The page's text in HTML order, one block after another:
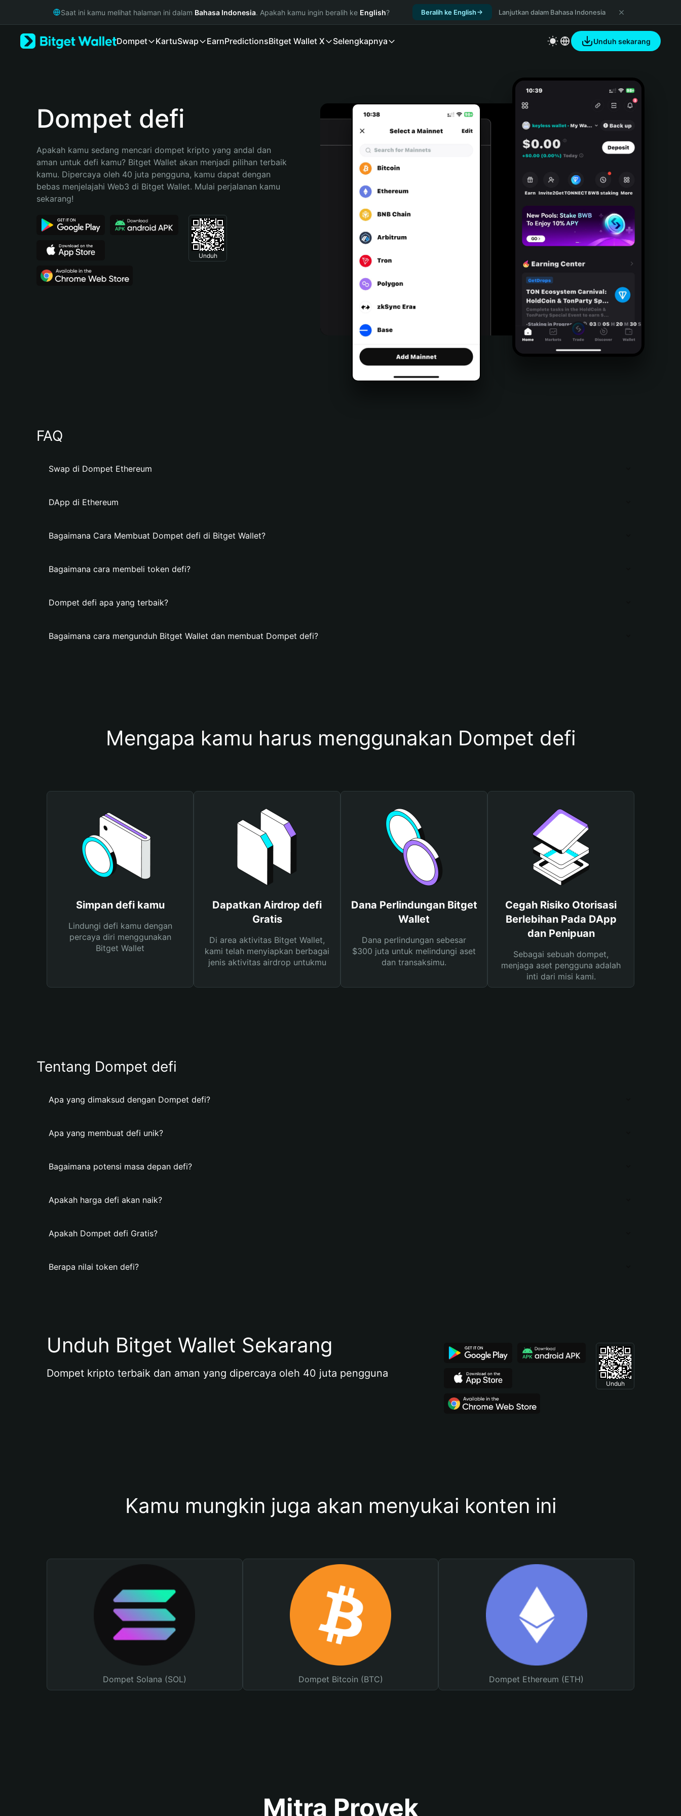
Русский
Bahasa Indonesia
Español (Argentina)
Saat ini kamu melihat halaman ini dalam Bahasa Indonesia. Apakah kamu ingin beralih ke English? Beralih ke English Lanjutkan dalam Bahasa Indonesia
Dompet KartuSwap EarnPredictionsBitget Wallet X Selengkapnya Unduh sekarang
Dompet defi
Apakah kamu sedang mencari dompet kripto yang andal dan
aman untuk defi kamu? Bitget Wallet akan menjadi pilihan terbaik
kamu. Dipercaya oleh 40 juta pengguna, kamu dapat dengan
bebas menjelajahi Web3 di Bitget Wallet. Mulai perjalanan kamu
sekarang!
Unduh
FAQ
Swap di Dompet Ethereum
DApp di Ethereum
Bagaimana Cara Membuat Dompet defi di Bitget Wallet?
Bagaimana cara membeli token defi?
Dompet defi apa yang terbaik?
Bagaimana cara mengunduh Bitget Wallet dan membuat Dompet defi?
Mengapa kamu harus menggunakan Dompet defi
Simpan defi kamu
Lindungi defi kamu dengan
percaya diri menggunakan
Bitget Wallet
Dapatkan Airdrop defi
Gratis
Di area aktivitas Bitget Wallet,
kami telah menyiapkan berbagai
jenis aktivitas airdrop untukmu
Dana Perlindungan Bitget
Wallet
Dana perlindungan sebesar
$300 juta untuk melindungi aset
dan transaksimu.
Cegah Risiko Otorisasi
Berlebihan Pada DApp
dan Penipuan
Sebagai sebuah dompet,
menjaga aset pengguna adalah
inti dari misi kami.
Tentang Dompet defi
Apa yang dimaksud dengan Dompet defi?
Apa yang membuat defi unik?
Bagaimana potensi masa depan defi?
Apakah harga defi akan naik?
Apakah Dompet defi Gratis?
Berapa nilai token defi?
Unduh Bitget Wallet Sekarang
Dompet kripto terbaik dan aman yang dipercaya oleh 40 juta pengguna
Unduh
Kamu mungkin juga akan menyukai konten ini
Dompet Solana (SOL) Dompet Bitcoin (BTC) Dompet Ethereum (ETH)
Mitra Proyek